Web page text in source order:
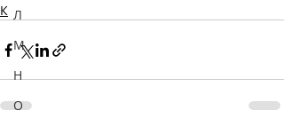
Л
М
Н
О
К